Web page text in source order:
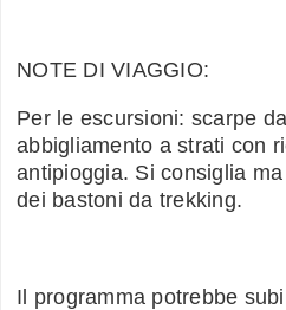
NOTE DI VIAGGIO:
Per le escursioni: scarpe
abbigliamento a strati con
antipioggia. Si consiglia
dei bastoni da trekking.
Il programma potrebbe